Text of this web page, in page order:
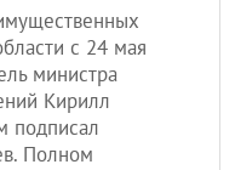
с 24 мая
министра
Кирилл
подписал
Полном